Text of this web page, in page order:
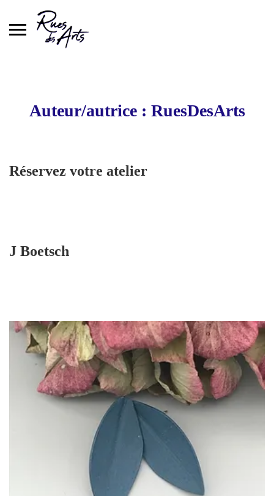
Auteur/autrice : RuesDesArts
Réservez votre atelier
J Boetsch